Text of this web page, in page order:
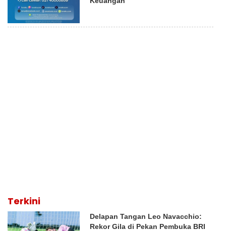
Terkini
Delapan Tangan Leo Navacchio:
Rekor Gila di Pekan Pembuka BRI